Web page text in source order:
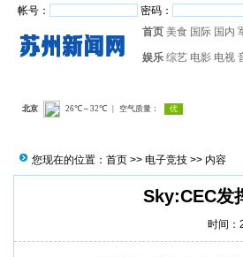
帐号： 密码：
首页 美食 国际 国内
娱乐 综艺 电影 电视
您现在的位置： 首页 >> 电子竞技 >> 内容
Sky:CEC发
时间：